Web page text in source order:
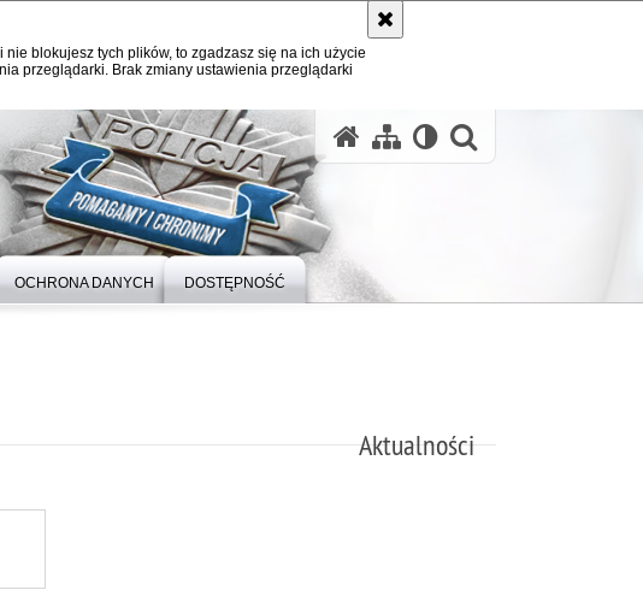
blokujesz tych plików, to zgadzasz się na ich użycie
przeglądarki. Brak zmiany ustawienia przeglądarki
OCHRONA DANYCH DOSTĘPNOŚĆ
Aktualności